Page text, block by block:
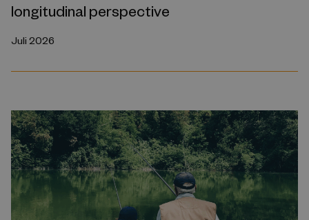
longitudinal perspective
Juli 2026